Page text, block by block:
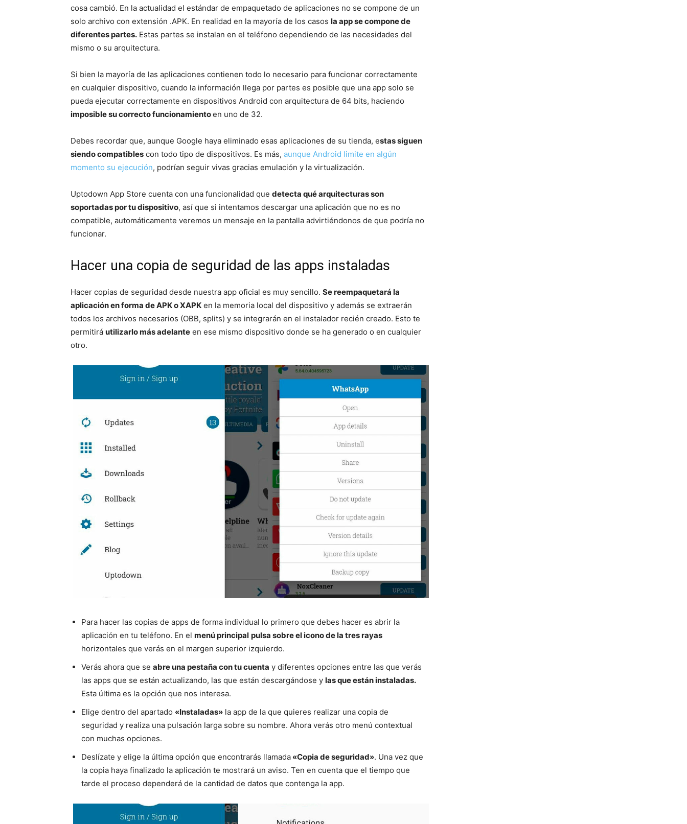
cosa cambió. En la actualidad el estándar de empaquetado de aplicaciones no se compone de un
solo archivo con extensión .APK. En realidad en la mayoría de los casos la app se compone de
diferentes partes. Estas partes se instalan en el teléfono dependiendo de las necesidades del
mismo o su arquitectura.
Si bien la mayoría de las aplicaciones contienen todo lo necesario para funcionar correctamente
en cualquier dispositivo, cuando la información llega por partes es posible que una app solo se
pueda ejecutar correctamente en dispositivos Android con arquitectura de 64 bits, haciendo
imposible su correcto funcionamientoen uno de 32.
Debes recordar que, aunque Google haya eliminado esas aplicaciones de su tienda, estas siguen
siendo compatibles con todo tipo de dispositivos. Es más, aunque Android limite en algún
momento su ejecución, podrían seguir vivas gracias emulación y la virtualización.
Uptodown App Store cuenta con una funcionalidad que detecta qué arquitecturas son
soportadas por tu dispositivo, así que si intentamos descargar una aplicación que no es no
compatible, automáticamente veremos un mensaje en la pantalla advirtiéndonos de que podría no
funcionar.
Hacer una copia de seguridad de las apps instaladas
Hacer copias de seguridad desde nuestra app oficial es muy sencillo. Se reempaquetará la
aplicación en forma de APK o XAPK en la memoria local del dispositivo y además se extraerán
todos los archivos necesarios (OBB, splits) y se integrarán en el instalador recién creado. Esto te
permitirá utilizarlo más adelante en ese mismo dispositivo donde se ha generado o en cualquier
otro.
Para hacer las copias de apps de forma individual lo primero que debes hacer es abrir la
aplicación en tu teléfono. En el menú principal pulsa sobre el icono de la tres rayas
horizontales que verás en el margen superior izquierdo.
Verás ahora que se abre una pestaña con tu cuenta y diferentes opciones entre las que verás
las apps que se están actualizando, las que están descargándose y las que están instaladas.
Esta última es la opción que nos interesa.
Elige dentro del apartado «Instaladas» la app de la que quieres realizar una copia de
seguridad y realiza una pulsación larga sobre su nombre. Ahora verás otro menú contextual
con muchas opciones.
Deslízate y elige la última opción que encontrarás llamada «Copia de seguridad». Una vez que
la copia haya finalizado la aplicación te mostrará un aviso. Ten en cuenta que el tiempo que
tarde el proceso dependerá de la cantidad de datos que contenga la app.